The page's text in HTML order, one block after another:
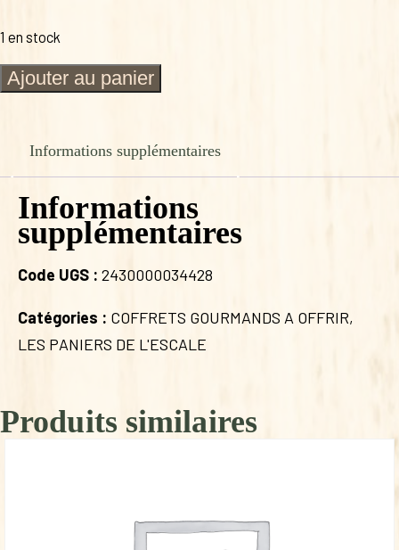
1 en stock
quantité
de
Ajouter au panier
Informations supplémentaires
Informations
supplémentaires
Code UGS : 2430000034428
Catégories : COFFRETS GOURMANDS A OFFRIR,
LES PANIERS DE L'ESCALE
Produits similaires